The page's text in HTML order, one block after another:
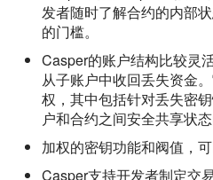
发者随时了解合约的内部
的门槛。
Casper的账户结构比较灵
从子账户中收回丢失资金
权，其中包括针对丢失密
户和合约之间安全共享状态
加权的密钥功能和阀值，
Casper支持开发者制定交